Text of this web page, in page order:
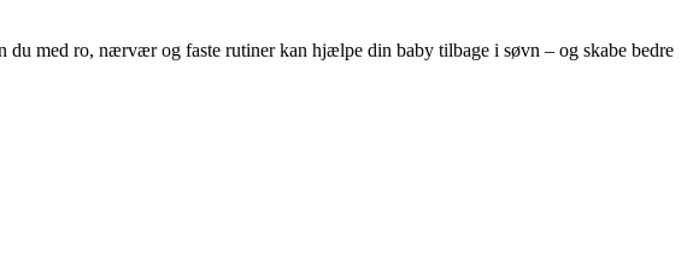
med ro, nærvær og faste rutiner kan hjælpe din baby tilbage i søvn – og skabe bedre